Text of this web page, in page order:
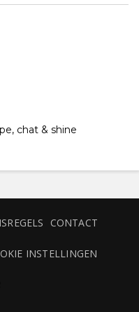
chat & shine
CONTACT
INSTELLINGEN